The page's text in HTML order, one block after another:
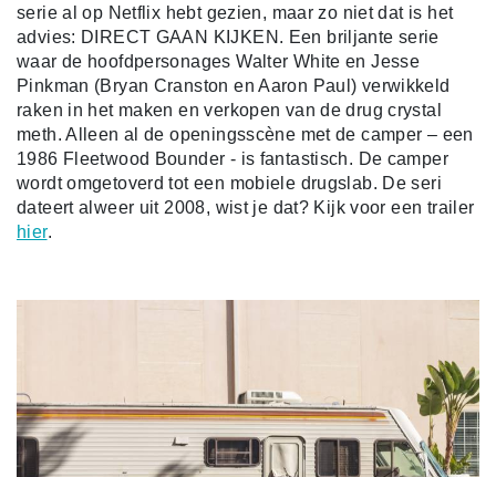
serie al op Netflix hebt gezien, maar zo niet dat is het
advies: DIRECT GAAN KIJKEN. Een briljante serie
waar de hoofdpersonages Walter White en Jesse
Pinkman (Bryan Cranston en Aaron Paul) verwikkeld
raken in het maken en verkopen van de drug crystal
meth. Alleen al de openingsscène met de camper – een
1986 Fleetwood Bounder - is fantastisch. De camper
wordt omgetoverd tot een mobiele drugslab. De seri
dateert alweer uit 2008, wist je dat? Kijk voor een trailer
hier.